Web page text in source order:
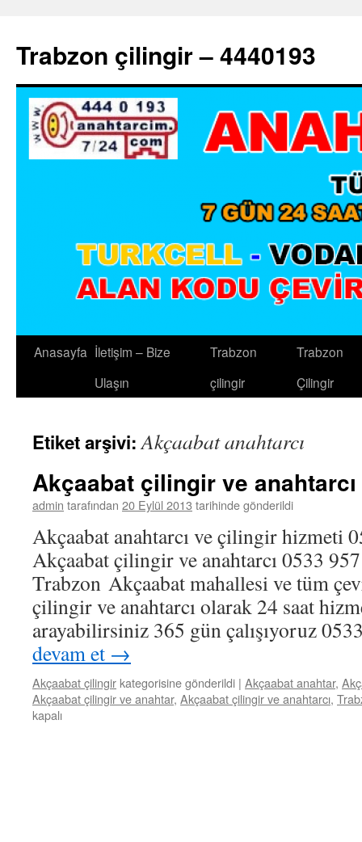
Trabzon çilingir – 4440193
İçeriğe
Anasayfa İletişim – Bize
Ulaşın
Trabzon
çilingir
Trabzon
Çilingir
Etiket arşivi:Akçaabat anahtarcı
Akçaabat çilingir ve anahtarcı
admin tarafından 20 Eylül 2013 tarihinde gönderildi
Akçaabat anahtarcı ve çilingir hizmeti
Akçaabat çilingir ve anahtarcı 0533
Trabzon Akçaabat mahallesi ve tüm
çilingir ve anahtarcı olarak 24 saat
arayabilirsiniz 365 gün çalışıyoruz
devam et →
Akçaabat çilingir kategorisine gönderildi | Akçaabat anahtar,
Akçaabat çilingir ve anahtar, Akçaabat çilingir ve anahtarcı,
kapalı